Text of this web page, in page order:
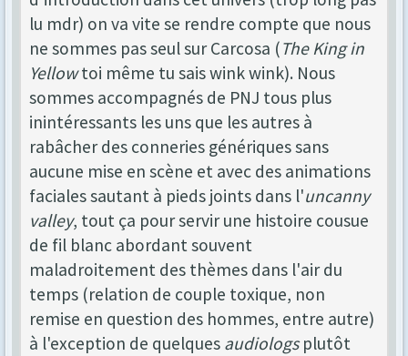
lu mdr) on va vite se rendre compte que nous
ne sommes pas seul sur Carcosa (The King in
Yellowtoi même tu sais wink wink). Nous
sommes accompagnés de PNJ tous plus
inintéressants les uns que les autres à
rabâcher des conneries génériques sans
aucune mise en scène et avec des animations
faciales sautant à pieds joints dans l'uncanny
valley, tout ça pour servir une histoire cousue
de fil blanc abordant souvent
maladroitement des thèmes dans l'air du
temps (relation de couple toxique, non
remise en question des hommes, entre autre)
à l'exception de quelques audiologsplutôt